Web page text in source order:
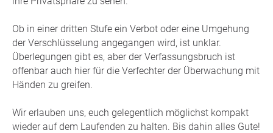
Ob in einer dritten Stufe ein Verbot oder eine Umgehung
der Verschlüsselung angegangen wird, ist unklar.
Überlegungen gibt es, aber der Verfassungsbruch ist
offenbar auch hier für die Verfechter der Überwachung mit
Händen zu greifen.
Wir erlauben uns, euch gelegentlich möglichst kompakt
wieder auf dem Laufenden zu halten. Bis dahin alles Gute!